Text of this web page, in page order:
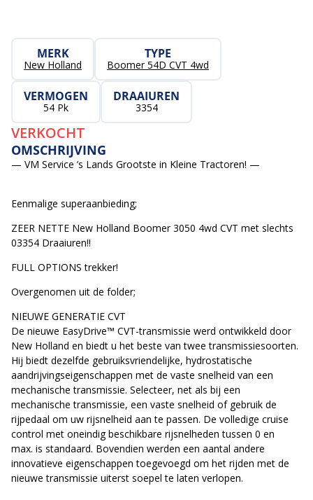
MERK
New Holland
TYPE
Boomer 54D CVT 4wd
VERMOGEN
54 Pk
DRAAIUREN
3354
VERKOCHT
OMSCHRIJVING
— VM Service ’s Lands Grootste in Kleine Tractoren! —
Eenmalige superaanbieding;
ZEER NETTE New Holland Boomer 3050 4wd CVT met slechts
03354 Draaiuren!!
FULL OPTIONS trekker!
Overgenomen uit de folder;
NIEUWE GENERATIE CVT
De nieuwe EasyDrive™ CVT-transmissie werd ontwikkeld door
New Holland en biedt u het beste van twee transmissiesoorten.
Hij biedt dezelfde gebruiksvriendelijke, hydrostatische
aandrijvingseigenschappen met de vaste snelheid van een
mechanische transmissie. Selecteer, net als bij een
mechanische transmissie, een vaste snelheid of gebruik de
rijpedaal om uw rijsnelheid aan te passen. De volledige cruise
control met oneindig beschikbare rijsnelheden tussen 0 en
max. is standaard. Bovendien werden een aantal andere
innovatieve eigenschappen toegevoegd om het rijden met de
nieuwe transmissie uiterst soepel te laten verlopen.